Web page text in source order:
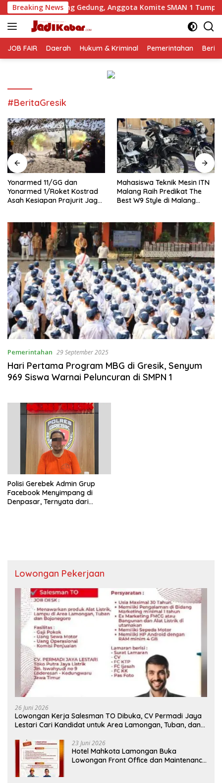
Langsung
ke
konten
Breaking News
Gedung, Anggota Komite SMAN 1 Tumpang ,Ketua DPD
JOB FAIR Daerah Hukum & Kriminal Pemerintahan
#BeritaGresik
Yonarmed 11/GG dan
Yonarmed 1/Roket Kostrad
Asah Kesiapan Prajurit Jaga
Mahasiswa Teknik Mesin ITN
Malang Raih Predikat The
Best W9 Style di Malang
Pemerintahan 29 September 2025
Hari Pertama Program MBG di Gresik, Senyum
969 Siswa Warnai Peluncuran di SMPN 1
Polisi Gerebek Admin Grup
Facebook Menyimpang di
Denpasar, Ternyata dari
Lowongan Pekerjaan
26 Juni 2026
Lowongan Kerja Salesman TO Dibuka, CV Permadi Jaya
Lestari Cari Kandidat untuk Area Lamongan, Tuban, dan
23 Juni 2026
Hotel Mahkota Lamongan Buka
Lowongan Front Office dan Maintenance